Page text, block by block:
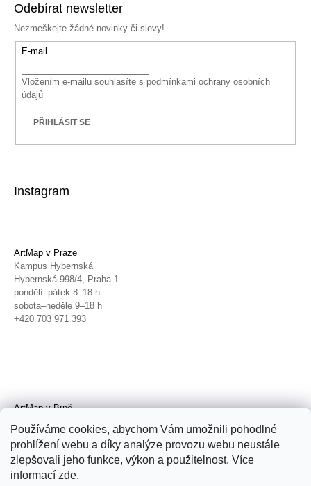
Používáme cookies, abychom Vám umožnili pohodlné
prohlížení webu a díky analýze provozu webu neustále
zlepšovali jeho funkce, výkon a použitelnost. Více
informací zde.
Odebírat newsletter
Nezmeškejte žádné novinky či slevy!
E-mail
Vložením e-mailu souhlasíte s podmínkami ochrany osobních
údajů
PŘIHLÁSIT SE
Instagram
ArtMap v Praze
Kampus Hybernská
Hybernská 998/4, Praha 1
pondělí–pátek 8–18 h
sobota–neděle 9–18 h
+420 703 971 393
ArtMap v Brně
Radnická 4, Brno
úterý–pátek 11–19 h
sobota 14–19 h
+420 702 152 298